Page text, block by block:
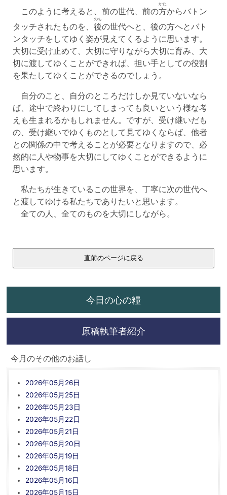
このように考えると、前の世代、前の方
かた
からバトン
タッチされたものを、 後
のち
の世代へと、後の方へとバト
ンタッチをしてゆく姿が見えてくるように思います。
大切に受け止めて、大切に守りながら大切に育み、大
切に渡してゆくことができれば、担い手としての役割
を果たしてゆくことができるのでしょう。
自分のこと、自分のところだけしか見ていないなら
ば、途中で終わりにしてしまっても良いという様な考
えも生まれるかもしれません。ですが、受け継いだも
の、受け継いでゆくものとして見てゆくならば、他者
との関係の中で考えることが必要となりますので、必
然的に人や物事を大切にしてゆくことができるように
思います。
私たちが生きているこの世界を、丁寧に次の世代へ
と渡してゆける私たちでありたいと思います。
全ての人、全てのものを大切にしながら。
今日の心の糧
原稿執筆者紹介
今月のその他のお話し
2026年05月26日
2026年05月25日
2026年05月23日
2026年05月22日
2026年05月21日
2026年05月20日
2026年05月19日
2026年05月18日
2026年05月16日
2026年05月15日